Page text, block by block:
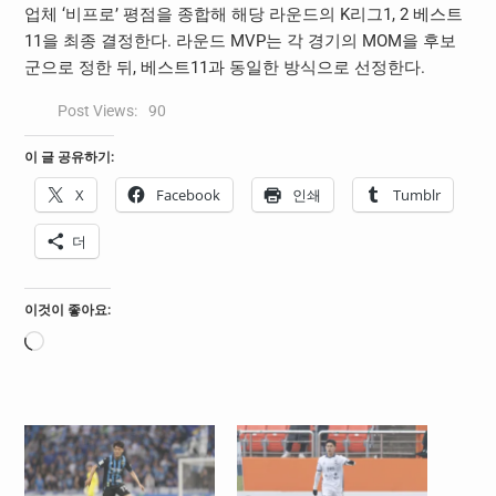
업체 ‘비프로’ 평점을 종합해 해당 라운드의 K리그1, 2 베스트
11을 최종 결정한다. 라운드 MVP는 각 경기의 MOM을 후보
군으로 정한 뒤, 베스트11과 동일한 방식으로 선정한다.
Post Views: 90
이 글 공유하기:
X Facebook 인쇄 Tumblr
더
이것이 좋아요:
로